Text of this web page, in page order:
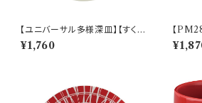
【ユニバーサル多様深皿】【すくい
やすいうつわ】21cm ディーププ
レート（ホワイト）【NB10】
¥1,760
【
aily